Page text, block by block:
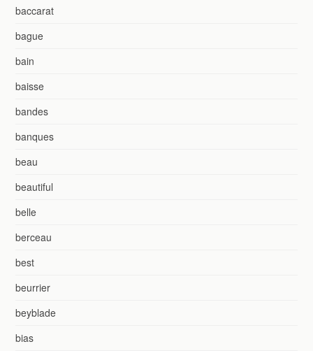
baccarat
bague
bain
baisse
bandes
banques
beau
beautiful
belle
berceau
best
beurrier
beyblade
bias